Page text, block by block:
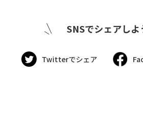
SNSでシェアしよ
Twitterでシェア